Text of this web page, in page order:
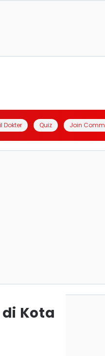
Dokter Quiz Join
Kota